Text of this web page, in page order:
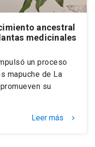
ancestral
medicinales
un proceso
mapuche de La
su
Leer más keyboard_arrow_right